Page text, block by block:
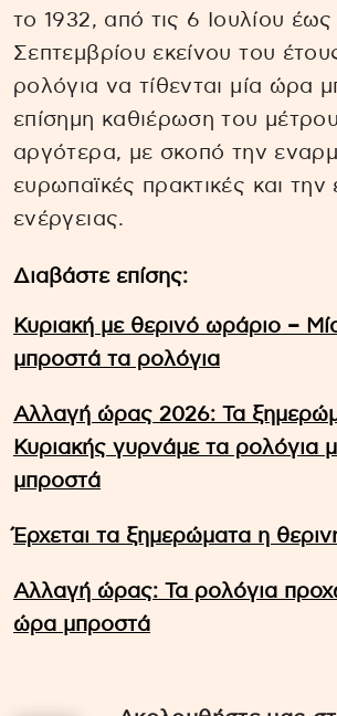
το 1932, από τις 6 Ιουλίου έως
Σεπτεμβρίου εκείνου του
ρολόγια να τίθενται μία ώρα
επίσημη καθιέρωση του
αργότερα, με σκοπό την
ευρωπαϊκές πρακτικές και την
ενέργειας.
Διαβάστε επίσης:
Κυριακή με θερινό ωράριο –
μπροστά τα ρολόγια
Αλλαγή ώρας 2026: Τα
Κυριακής γυρνάμε τα ρολόγια
μπροστά
Έρχεται τα ξημερώματα η
Αλλαγή ώρας: Τα ρολόγια
ώρα μπροστά